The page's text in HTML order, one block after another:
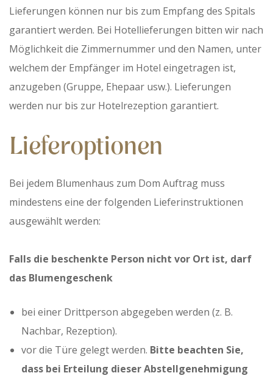
Lieferungen können nur bis zum Empfang des Spitals
garantiert werden. Bei Hotellieferungen bitten wir nach
Möglichkeit die Zimmernummer und den Namen, unter
welchem der Empfänger im Hotel eingetragen ist,
anzugeben (Gruppe, Ehepaar usw.). Lieferungen
werden nur bis zur Hotelrezeption garantiert.
Lieferoptionen
Bei jedem Blumenhaus zum Dom Auftrag muss
mindestens eine der folgenden Lieferinstruktionen
ausgewählt werden:
Falls die beschenkte Person nicht vor Ort ist, darf
das Blumengeschenk
bei einer Drittperson abgegeben werden (z. B.
Nachbar, Rezeption).
vor die Türe gelegt werden. Bitte beachten Sie,
dass bei Erteilung dieser Abstellgenehmigung